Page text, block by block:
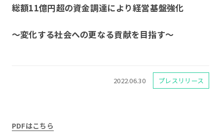
総額11億円超の資金調達により経営基盤強化
～変化する社会への更なる貢献を目指す～
2022.06.30 プレスリリース
PDFはこちら